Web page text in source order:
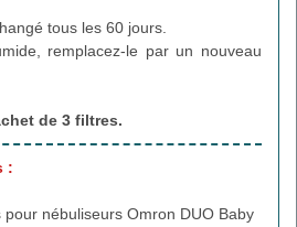
tous les 60 jours.
remplacez-le par un nouveau
de 3 filtres.
:
pour nébuliseurs Omron DUO Baby